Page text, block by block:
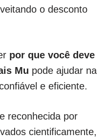
o desconto
por que você deve
Mu pode ajudar na
e eficiente.
reconhecida por
cientificamente,